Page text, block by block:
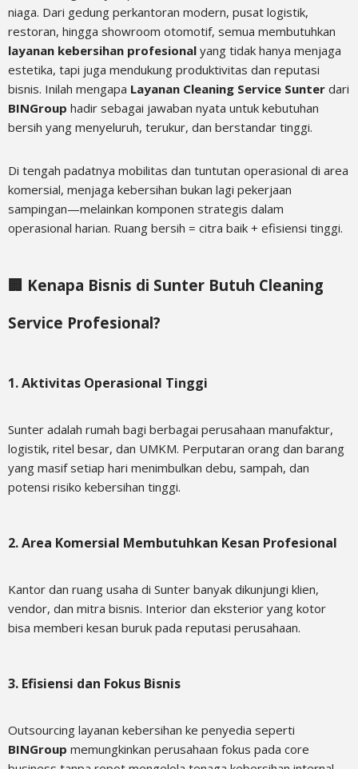
niaga. Dari gedung perkantoran modern, pusat logistik,
restoran, hingga showroom otomotif, semua membutuhkan
layanan kebersihan profesional yang tidak hanya menjaga
estetika, tapi juga mendukung produktivitas dan reputasi
bisnis. Inilah mengapa Layanan Cleaning Service Sunter dari
BINGroup hadir sebagai jawaban nyata untuk kebutuhan
bersih yang menyeluruh, terukur, dan berstandar tinggi.
Di tengah padatnya mobilitas dan tuntutan operasional di area
komersial, menjaga kebersihan bukan lagi pekerjaan
sampingan—melainkan komponen strategis dalam
operasional harian. Ruang bersih = citra baik + efisiensi tinggi.
🏢 Kenapa Bisnis di Sunter Butuh Cleaning
Service Profesional?
1. Aktivitas Operasional Tinggi
Sunter adalah rumah bagi berbagai perusahaan manufaktur,
logistik, ritel besar, dan UMKM. Perputaran orang dan barang
yang masif setiap hari menimbulkan debu, sampah, dan
potensi risiko kebersihan tinggi.
2. Area Komersial Membutuhkan Kesan Profesional
Kantor dan ruang usaha di Sunter banyak dikunjungi klien,
vendor, dan mitra bisnis. Interior dan eksterior yang kotor
bisa memberi kesan buruk pada reputasi perusahaan.
3. Efisiensi dan Fokus Bisnis
Outsourcing layanan kebersihan ke penyedia seperti
BINGroup memungkinkan perusahaan fokus pada core